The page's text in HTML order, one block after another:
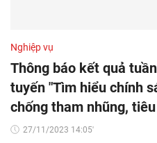
Nghiệp vụ
Thông báo kết quả
tuyến "Tìm hiểu chính
chống tham nhũng,
27/11/2023 14:05'